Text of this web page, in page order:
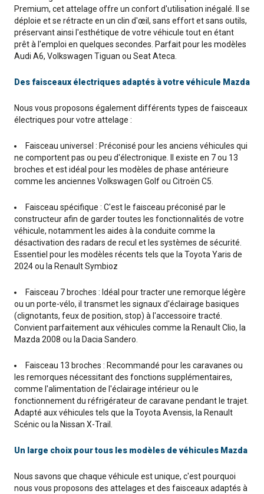
Premium, cet attelage offre un confort d'utilisation inégalé. Il se
déploie et se rétracte en un clin d'œil, sans effort et sans outils,
préservant ainsi l'esthétique de votre véhicule tout en étant
prêt à l'emploi en quelques secondes. Parfait pour les modèles
Audi A6, Volkswagen Tiguan ou Seat Ateca.
Des faisceaux électriques adaptés à votre véhicule Mazda
Nous vous proposons également différents types de faisceaux
électriques pour votre attelage :
Faisceau universel : Préconisé pour les anciens véhicules qui
ne comportent pas ou peu d'électronique. Il existe en 7 ou 13
broches et est idéal pour les modèles de phase antérieure
comme les anciennes Volkswagen Golf ou Citroën C5.
Faisceau spécifique : C'est le faisceau préconisé par le
constructeur afin de garder toutes les fonctionnalités de votre
véhicule, notamment les aides à la conduite comme la
désactivation des radars de recul et les systèmes de sécurité.
Essentiel pour les modèles récents tels que la Toyota Yaris de
2024 ou la Renault Symbioz
Faisceau 7 broches : Idéal pour tracter une remorque légère
ou un porte-vélo, il transmet les signaux d'éclairage basiques
(clignotants, feux de position, stop) à l'accessoire tracté.
Convient parfaitement aux véhicules comme la Renault Clio, la
Mazda 2008 ou la Dacia Sandero.
Faisceau 13 broches : Recommandé pour les caravanes ou
les remorques nécessitant des fonctions supplémentaires,
comme l'alimentation de l'éclairage intérieur ou le
fonctionnement du réfrigérateur de caravane pendant le trajet.
Adapté aux véhicules tels que la Toyota Avensis, la Renault
Scénic ou la Nissan X-Trail.
Un large choix pour tous les modèles de véhicules Mazda
Nous savons que chaque véhicule est unique, c'est pourquoi
nous vous proposons des attelages et des faisceaux adaptés à